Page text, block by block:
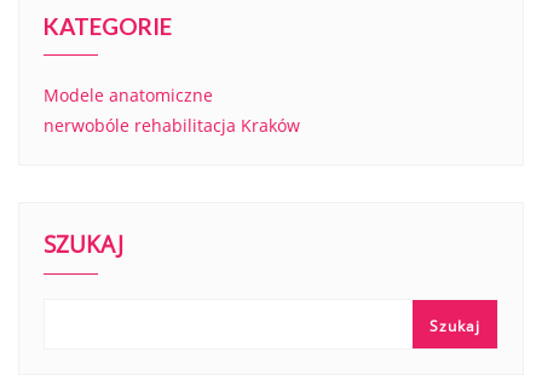
KATEGORIE
Modele anatomiczne
nerwobóle rehabilitacja Kraków
SZUKAJ
Szukaj